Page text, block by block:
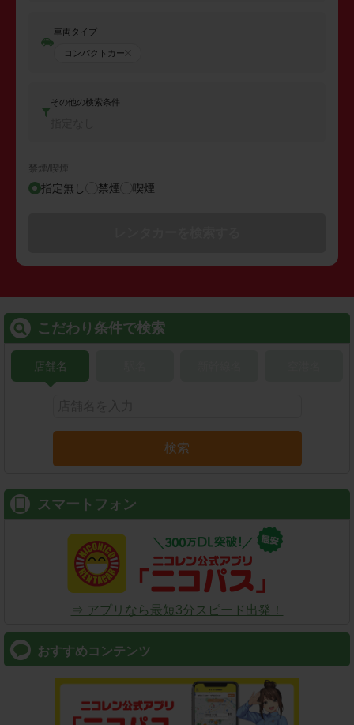
車両タイプ
コンパクトカー
その他の検索条件
禁煙/喫煙
指定無し 禁煙 喫煙
こだわり条件で検索
店舗名
検索
スマートフォン
⇒ アプリなら最短3分スピード出発！
おすすめコンテンツ